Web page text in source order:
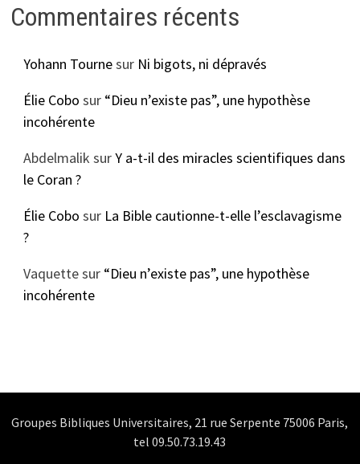
Commentaires récents
Yohann Tournesur Ni bigots, ni dépravés
Élie Cobo sur “Dieu n’existe pas”, une hypothèse
incohérente
Abdelmalik surY a-t-il des miracles scientifiques dans
le Coran ?
Élie Cobo sur La Bible cautionne-t-elle l’esclavagisme
?
Vaquettesur “Dieu n’existe pas”, une hypothèse
incohérente
Groupes Bibliques Universitaires, 21 rue Serpente 75006 Paris,
tel 09.50.73.19.43